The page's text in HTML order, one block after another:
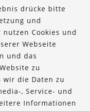
drücke bitte
und
nutzen Cookies und
Webseite
und das
zu
wir die Daten zu
, Service- und
Informationen